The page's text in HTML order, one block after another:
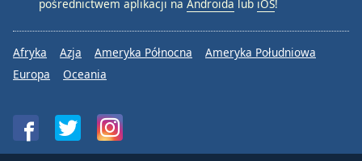
pośrednictwem aplikacji na Androida lub iOS!
Afryka Azja Ameryka Północna
Ameryka Południowa
Europa
Oceania